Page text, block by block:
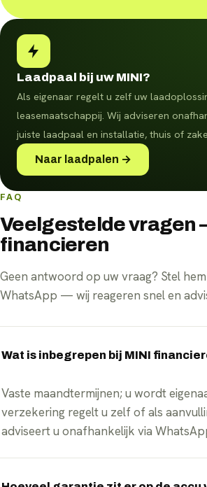
Laadpaal bij uw MINI?
Als eigenaar regelt u zelf uw
leasemaatschappij. Wij adviseren
juiste laadpaal en installatie, thuis of
Naar laadpalen →
FAQ
Veelgestelde vragen
financieren
Geen antwoord op uw vraag? Stel
WhatsApp — wij reageren snel en
Wat is inbegrepen bij MINI
Vaste maandtermijnen; u wordt
verzekering regelt u zelf of als
adviseert u onafhankelijk via